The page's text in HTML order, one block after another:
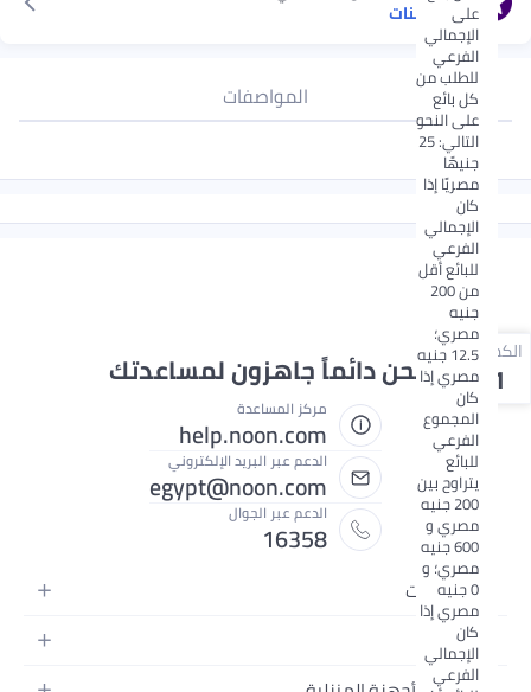
على
الإجمالي
الفرعي
للطلب من
كل بائع
على النحو
التالي: 25
جنيهًا
مصريًا إذا
كان
الإجمالي
الفرعي
للبائع أقل
من 200
جنيه
مصري؛
12.5 جنيه
مصري إذا
كان
المجموع
الفرعي
للبائع
يتراوح بين
200 جنيه
مصري و
600 جنيه
مصري؛ و
0 جنيه
مصري إذا
كان
الإجمالي
الفرعي
بناطيل بنات
المواصفات
الكمية
1 نحن دائماً جاهزون لمساعدتك
مركز المساعدة
help.noon.com
الدعم عبر البريد الإلكتروني
egypt@noon.com
الدعم عبر الجوال
16358
الإلكترونيات
الهواتف المتحركة
أجهزة التابلت
الأزياء
أزياء نسائية